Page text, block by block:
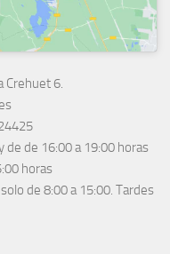
Crehuet 6.
de de 16:00 a 19:00 horas
horas
de 8:00 a 15:00. Tardes